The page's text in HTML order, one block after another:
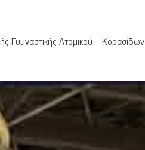
Γυμναστικής Ατομικού – Κορασίδων